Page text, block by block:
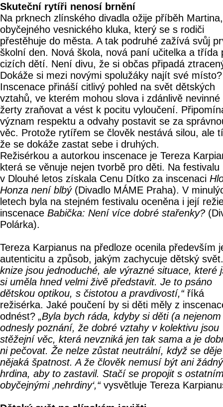
Skuteční rytíři nenosí brnění
Na prknech zlínského divadla ožije příběh Martina,
obyčejného vesnického kluka, který se s rodiči
přestěhuje do města. A tak podruhé zažívá svůj
školní den. Nová škola, nová paní učitelka a třída
cizích dětí. Není divu, že si občas připadá
Dokáže si mezi novými spolužáky najít své místo?
Inscenace přináší citlivý pohled na svět dětských
vztahů, ve kterém mohou slova i zdánlivě nevinné
žerty zraňovat a vést k pocitu vyloučení.
význam respektu a odvahy postavit se za
věc. Protože rytířem se člověk nestává silou, ale
že se dokáže zastat sebe i druhých.
Režisérkou a autorkou inscenace je Tereza
která se věnuje nejen tvorbě pro děti. Na festivalu
v Dlouhé letos získala Cenu Dítko za inscenaci
Honza není blbý(Divadlo MÁME Praha). V
letech byla na stejném festivalu oceněna i její
inscenace Babička: Není více dobré stařenky?
Polárka).
Tereza Karpianus na předloze ocenila především
autenticitu a způsob, jakým zachycuje dětský
knize jsou jednoduché, ale výrazné situace, které
si uměla hned velmi živě představit. Je to psáno
dětskou optikou, s čistotou a pravdivostí,“říká
režisérka. Jaké poučení by si děti měly z
odnést? „Byla bych ráda, kdyby si děti (a
odnesly poznání, že dobré vztahy v kolektivu jsou
stěžejní věc, která nevzniká jen tak sama a je
ni pečovat. Že nelze zůstat neutrální, když se děje
nějaká špatnost. A že člověk nemusí být ani žádný
hrdina, aby to zastavil. Stačí se propojit s
obyčejnými ‚nehrdiny‘,“vysvětluje Tereza